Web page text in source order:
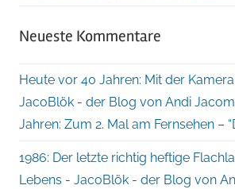
Neueste Kommentare
Heute vor 40 Jahren: Mit der
JacoBlök - der Blog von Andi
Jahren: Zum 2. Mal am Fernsehen –
1986: Der letzte richtig heftige
Lebens - JacoBlök - der Blog von